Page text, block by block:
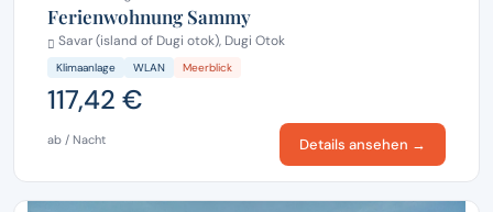
Ferienwohnung Sammy
Savar (island of Dugi otok), Dugi Otok
Klimaanlage WLAN Meerblick
117,42 €
ab / Nacht Details ansehen →